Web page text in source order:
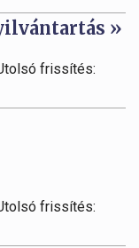
»
frissítés:
frissítés: